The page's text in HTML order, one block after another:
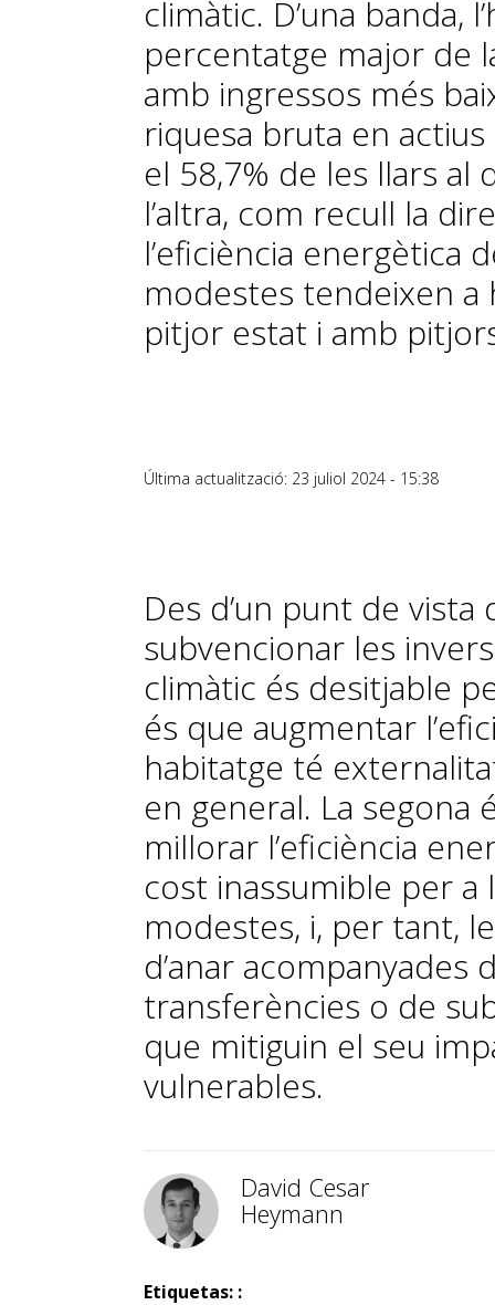
climàtic. D’una banda,
percentatge major de
amb ingressos més
riquesa bruta en
el 58,7% de les llars
l’altra, com recull la
l’eficiència energètica
modestes tendeixen
pitjor estat i amb
Última actualització: 23 juliol 2024 - 15:38
Des d’un punt de
subvencionar les
climàtic és desitjable
és que augmentar
habitatge té
en general. La segona
millorar l’eficiència
cost inassumible per
modestes, i, per tant,
d’anar acompanyades
transferències o de
que mitiguin el seu
vulnerables.
David Cesar
Heymann
Etiquetas: